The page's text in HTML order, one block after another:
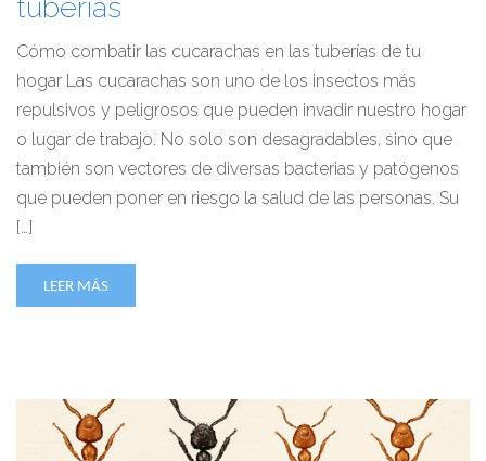
Cómo combatir las cucarachas en las tuberías de tu
hogar Las cucarachas son uno de los insectos más
repulsivos y peligrosos que pueden invadir nuestro hogar
o lugar de trabajo. No solo son desagradables, sino que
también son vectores de diversas bacterias y patógenos
que pueden poner en riesgo la salud de las personas. Su
[…]
LEER MÁS